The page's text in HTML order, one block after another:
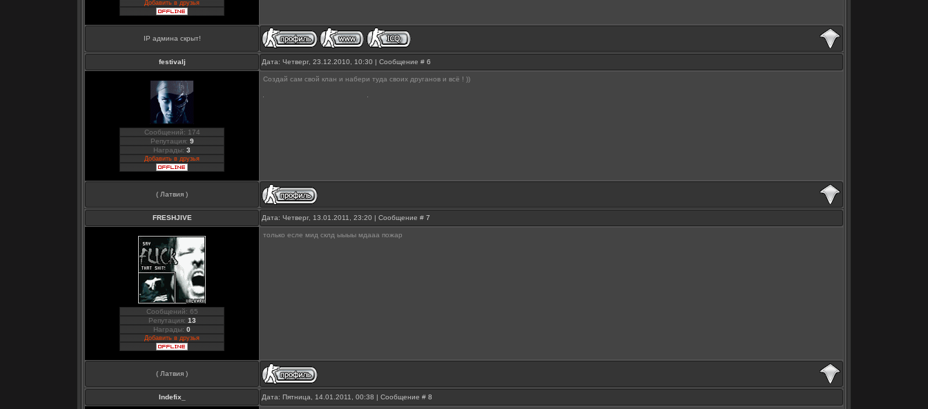
Добавить в друзья
IP админа скрыт!
festivalj Дата: Четверг, 23.12.2010, 10:30 | Сообщение # 6
Сообщений: 174
Репутация: 9
Награды: 3
Добавить в друзья
Создай сам свой клан и набери туда своих друганов и всё ! ))
( Латвия )
FRESHJIVE Дата: Четверг, 13.01.2011, 23:20 | Сообщение # 7
Сообщений: 65
Репутация: 13
Награды: 0
Добавить в друзья
только есле мид склд ыыыы мдааа пожар
( Латвия )
Indefix_ Дата: Пятница, 14.01.2011, 00:38 | Сообщение # 8